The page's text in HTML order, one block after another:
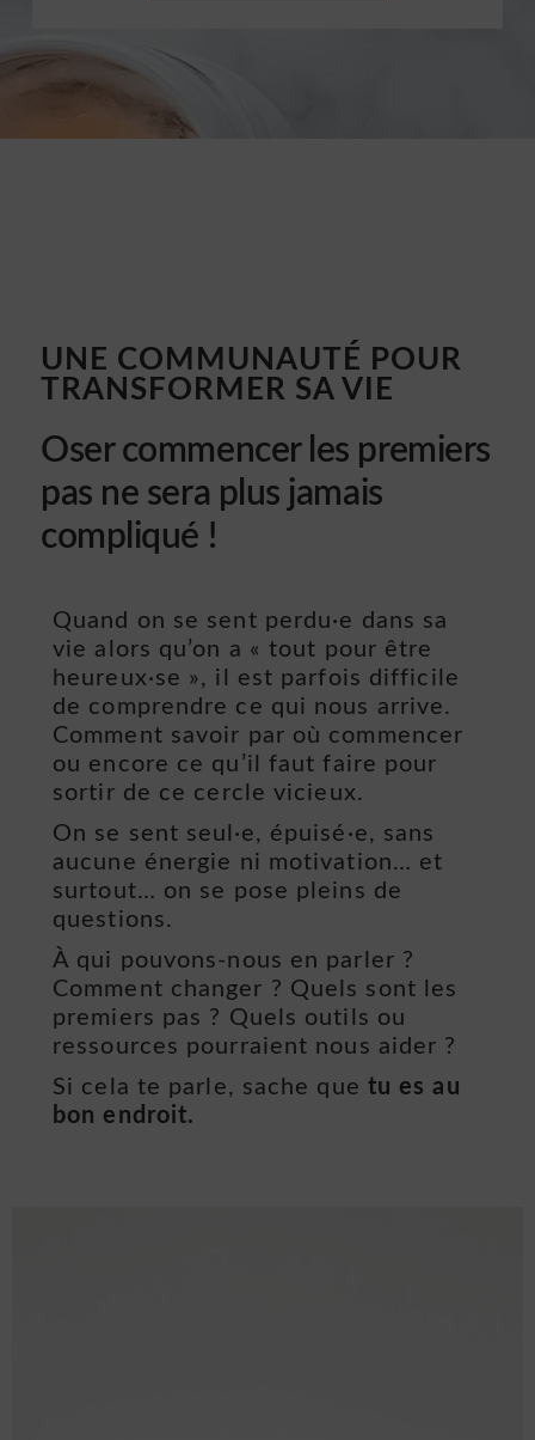
UNE COMMUNAUTÉ POUR
TRANSFORMER SA VIE
Oser commencer les premiers
pas ne sera plus jamais
compliqué !
Quand on se sent perdu·e dans sa
vie alors qu’on a « tout pour être
heureux·se », il est parfois difficile
de comprendre ce qui nous arrive.
Comment savoir par où commencer
ou encore ce qu’il faut faire pour
sortir de ce cercle vicieux.
On se sent seul·e, épuisé·e, sans
aucune énergie ni motivation… et
surtout… on se pose pleins de
questions.
À qui pouvons-nous en parler ?
Comment changer ? Quels sont les
premiers pas ? Quels outils ou
ressources pourraient nous aider ?
Si cela te parle, sache que tu es au
bon endroit.